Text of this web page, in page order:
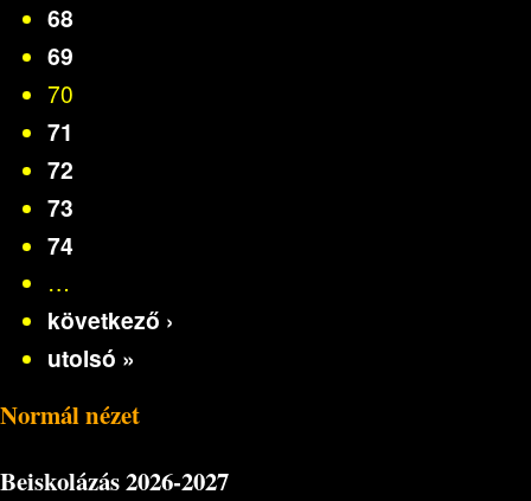
68
69
70
71
72
73
74
…
következő ›
utolsó »
Normál nézet
Beiskolázás2026-2027